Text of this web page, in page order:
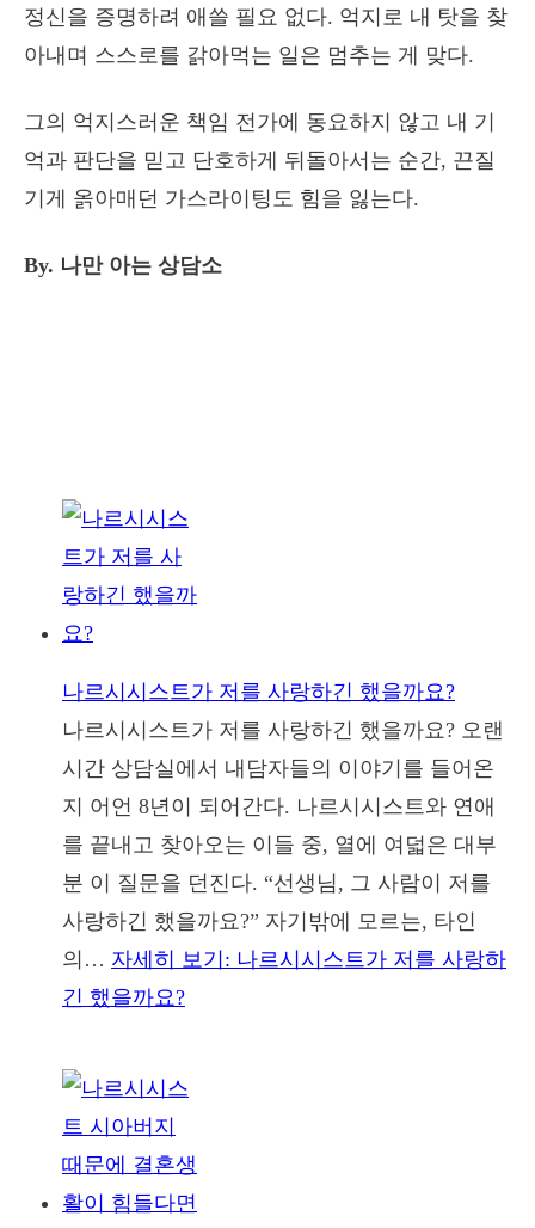
정신을 증명하려 애쓸 필요 없다. 억지로 내 탓을 찾
아내며 스스로를 갉아먹는 일은 멈추는 게 맞다.
그의 억지스러운 책임 전가에 동요하지 않고 내 기
억과 판단을 믿고 단호하게 뒤돌아서는 순간, 끈질
기게 옭아매던 가스라이팅도 힘을 잃는다.
By. 나만 아는 상담소
나르시시스트가 저를 사랑하긴 했을까요?
나르시시스트가 저를 사랑하긴 했을까요? 오랜
시간 상담실에서 내담자들의 이야기를 들어온
지 어언 8년이 되어간다. 나르시시스트와 연애
를 끝내고 찾아오는 이들 중, 열에 여덟은 대부
분 이 질문을 던진다. “선생님, 그 사람이 저를
사랑하긴 했을까요?” 자기밖에 모르는, 타인
의… 자세히 보기 : 나르시시스트가 저를 사랑하
긴 했을까요?